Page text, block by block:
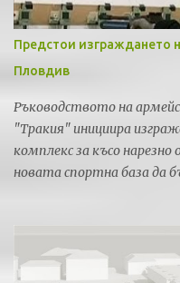
Предстои изграждането
Пловдив
Ръководството на
"Тракия" инициира
комплекс за късо
новата спортна база да